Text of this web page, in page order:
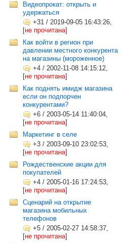
Видеопрокат: открыть и
удержаться
+31 / 2019-09-05 16:43:26,
[не прочитана]
Как войти в регион при
давлении местного конкурента
на магазины (мороженное)
+4 / 2002-11-08 14:15:12,
[не прочитана]
Как поднять имидж магазина
если он подпорчен
конкурентами?
+6 / 2003-05-14 11:40:04,
[не прочитана]
Маркетинг в селе
+3 / 2003-09-10 23:02:53,
[не прочитана]
Рождественские акции для
покупателей
+4 / 2005-01-16 17:24:53,
[не прочитана]
Сценарий на открытие
магазина мобильных
телефонов
+5 / 2005-02-27 14:58:37,
[не прочитана]